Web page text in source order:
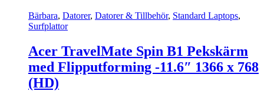
Bärbara, Datorer, Datorer & Tillbehör, Standard Laptops,
Surfplattor
Acer TravelMate Spin B1 Pekskärm
med Flipputforming -11.6″ 1366 x 768
(HD)